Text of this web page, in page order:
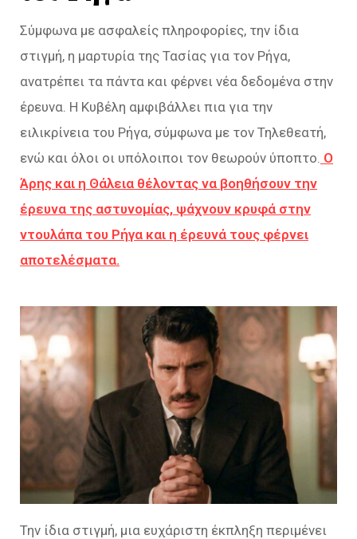
Σύμφωνα με ασφαλείς πληροφορίες, την ίδια
στιγμή, η μαρτυρία της Τασίας για τον Ρήγα,
ανατρέπει τα πάντα και φέρνει νέα δεδομένα στην
έρευνα. Η Κυβέλη αμφιβάλλει πια για την
ειλικρίνεια του Ρήγα, σύμφωνα με τον Τηλεθεατή,
ενώ και όλοι οι υπόλοιποι τον θεωρούν ύποπτο. Ο
Άρης και η Θάλεια θέλοντας να βοηθήσουν την
έρευνα της αστυνομίας, ψάχνουν κρυφά στην
ντουλάπα του Ρήγα και η έρευνά τους φέρνει
αποτελέσματα.
Την ίδια στιγμή, μια ευχάριστη έκπληξη περιμένει